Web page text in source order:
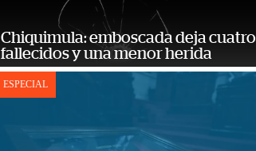
Chiquimula: emboscada deja cuatro
fallecidos y una menor herida
ESPECIAL